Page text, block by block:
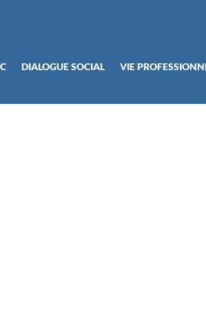
DIALOGUE SOCIAL VIE